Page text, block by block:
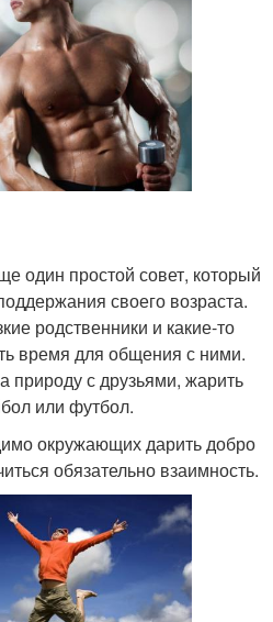
один простой совет, который
своего возраста.
родственники и какие-то
время для общения с ними.
природу с друзьями, жарить
или футбол.
окружающих дарить добро
обязательно взаимность.